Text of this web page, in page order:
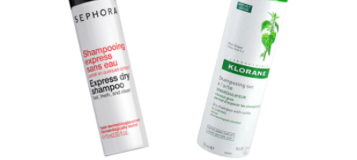
LIRE LA SUITE